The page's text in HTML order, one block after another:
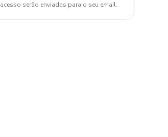
acesso serão enviadas para o seu email.